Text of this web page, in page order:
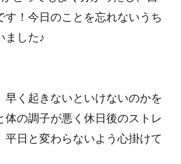
！今日のことを忘れないうち
ました♪
く起きないといけないのかを
の調子が悪く休日後のストレ
日と変わらないよう心掛けて